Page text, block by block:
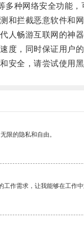
种网络安全功能，
拦截恶意软件和网
畅游互联网的神器
，同时保证用户的
全，请尝试使用黑
限的隐私和自由。
作需求，让我能够在工作中